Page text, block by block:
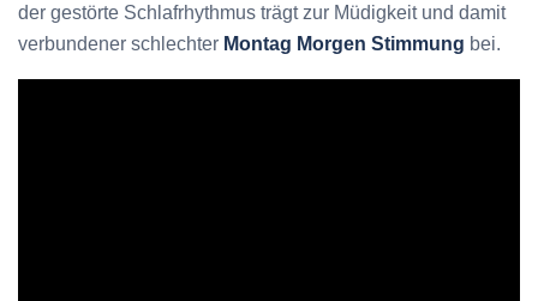
der gestörte Schlafrhythmus trägt zur Müdigkeit und damit
verbundener schlechter Montag Morgen Stimmung bei.